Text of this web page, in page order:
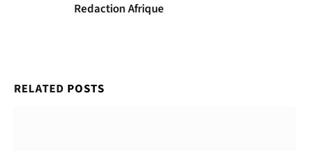
Redaction Afrique
RELATED POSTS